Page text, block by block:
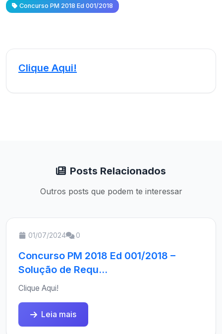
Concurso PM 2018 Ed 001/2018
Clique Aqui!
Posts Relacionados
Outros posts que podem te interessar
01/07/2024 0
Concurso PM 2018 Ed 001/2018 –
Solução de Requ...
Clique Aqui!
Leia mais